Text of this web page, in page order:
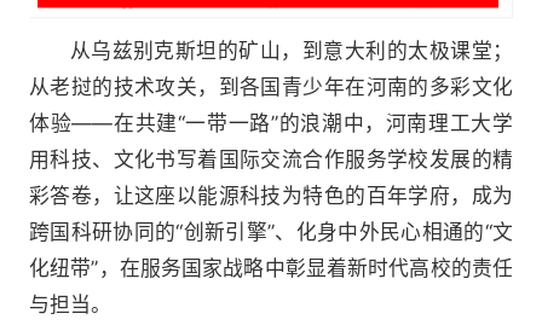
从乌兹别克斯坦的矿山，到意大利的太极课堂；
从老挝的技术攻关，到各国青少年在河南的多彩文化
体验——在共建“一带一路”的浪潮中，河南理工大学
用科技、文化书写着国际交流合作服务学校发展的精
彩答卷，让这座以能源科技为特色的百年学府，成为
跨国科研协同的“创新引擎”、化身中外民心相通的“文
化纽带”，在服务国家战略中彰显着新时代高校的责任
与担当。